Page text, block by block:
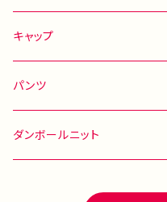
キャップ
パンツ
ダンボールニット